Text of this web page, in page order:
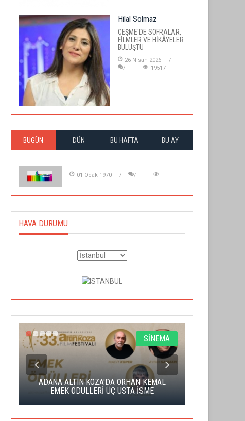
Hilal Solmaz
ÇEŞME'DE SOFRALAR,
FİLMLER VE HİKÂYELER
BULUŞTU
26 Nisan 2026
19517
BUGÜN DÜN BU HAFTA BU AY
01 Ocak 1970
HAVA DURUMU
SİNEMA
ADANA ALTIN KOZA'DA ORHAN KEMAL
EMEK ÖDÜLLERİ ÜÇ USTA İSME